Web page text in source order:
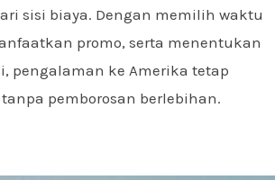
sisi biaya. Dengan memilih waktu
promo, serta menentukan
pengalaman ke Amerika tetap
pemborosan berlebihan.